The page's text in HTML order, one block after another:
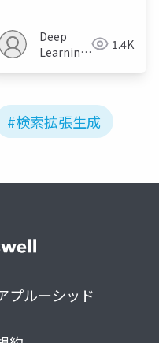
Language Model
on
Graphs -
Deep
Learning
1.4K
#検索拡張生成
プルーシッド